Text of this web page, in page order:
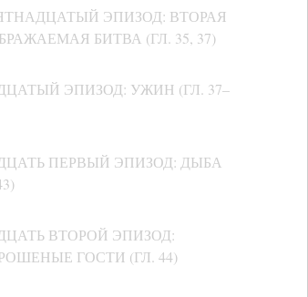
ЭПИЗОД: ВТОРАЯ
БИТВА (ГЛ. 35, 37)
ЭПИЗОД: УЖИН (ГЛ. 37–
ПЕРВЫЙ ЭПИЗОД: ДЫБА
ВТОРОЙ ЭПИЗОД:
ГОСТИ (ГЛ. 44)